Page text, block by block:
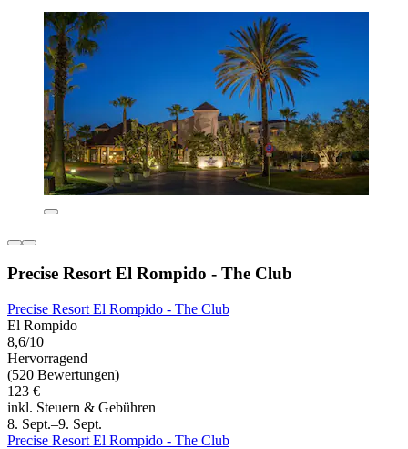
Precise Resort El Rompido - The Club
Precise Resort El Rompido - The Club
El Rompido
8,6/10
Hervorragend
(520 Bewertungen)
123 €
inkl. Steuern & Gebühren
8. Sept.–9. Sept.
Precise Resort El Rompido - The Club